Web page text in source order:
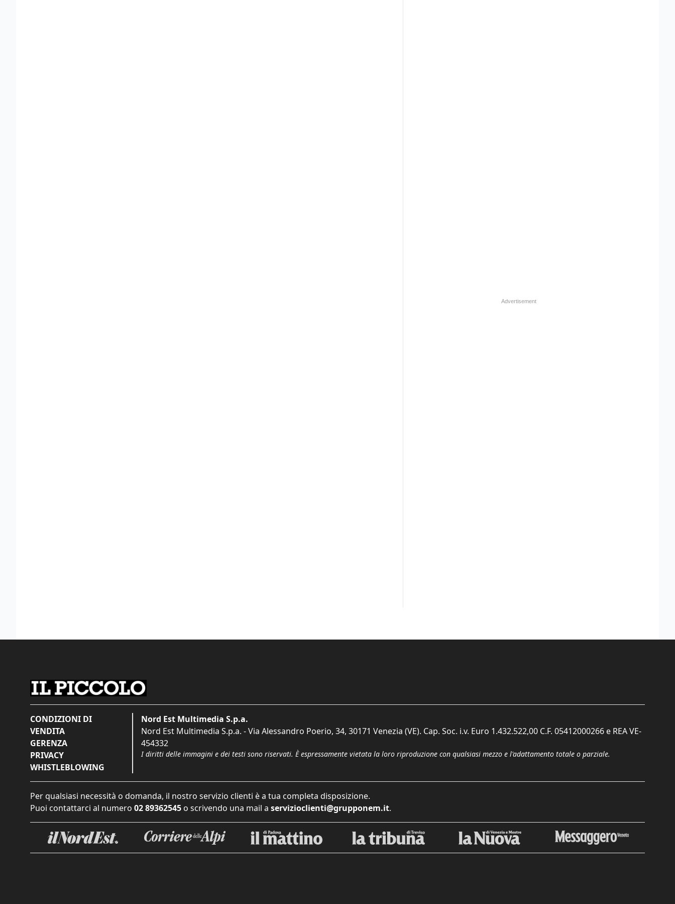
CONDIZIONI DI
VENDITA
GERENZA
PRIVACY
WHISTLEBLOWING
Nord Est Multimedia S.p.a.
Nord Est Multimedia S.p.a. - Via Alessandro Poerio, 34, 30171 Venezia (VE). Cap. Soc. i.v. Euro 1.432.522,00 C.F. 05412000266 e REA VE-
454332
I diritti delle immagini e dei testi sono riservati. È espressamente vietata la loro riproduzione con qualsiasi mezzo e l'adattamento totale o parziale.
Per qualsiasi necessità o domanda, il nostro servizio clienti è a tua completa disposizione.
Puoi contattarci al numero 02 89362545 o scrivendo una mail a servizioclienti@grupponem.it.